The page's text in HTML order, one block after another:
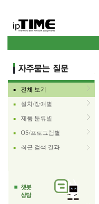
■ 전체 보기
■ 설치/장애별
■ 제품 분류별
■ OS/프로그램별
■ 최근 검색 결과